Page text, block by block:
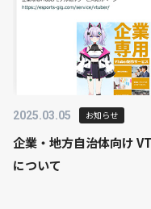
2025.03.05 お知らせ
企業・地方自治体向け
について